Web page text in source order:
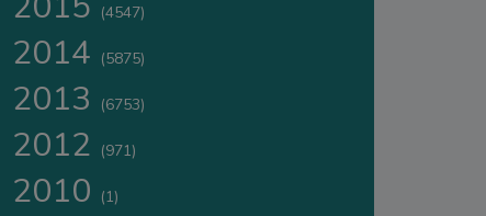
(4547)
2014 (5875)
2013 (6753)
2012 (971)
2010 (1)